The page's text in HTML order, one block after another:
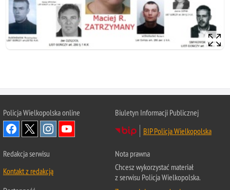
Policja Wielkopolska online
Biuletyn Informacji Publicznej
BIP Policja Wielkopolska
Redakcja serwisu
Kontakt z redakcją
Nota prawna
Chcesz wykorzystać materiał
z serwisu Policja Wielkopolska.